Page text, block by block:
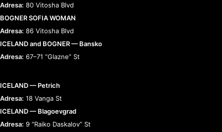
Adresa: 80 Vitosha Blvd
BOGNER SOFIA WOMAN
Adresa: 86 Vitosha Blvd
ICELAND and BOGNER — Bansko
Adresa: 67–71 “Glazne” St
ICELAND — Petrich
Adresa: 18 Vanga St
ICELAND — Blagoevgrad
Adresa: 9 “Raiko Daskalov” St